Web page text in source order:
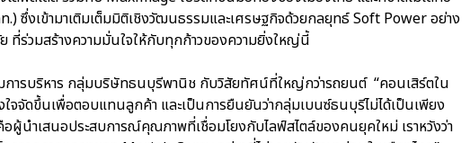
.) ซึ่งเข้ามาเติมเต็มมิติเชิงวัฒนธรรมและเศรษฐกิจด้วยกลยุทธ์ Soft Power อย่าง
ที่ร่วมสร้างความมั่นใจให้กับทุกก้าวของความยิ่งใหญ่นี้
ารบริหาร กลุ่มบริษัทธนบุรีพานิช กับวิสัยทัศน์ที่ใหญ่กว่ารถยนต์ “คอนเสิร์ตใน
จจัดขึ้นเพื่อตอบแทนลูกค้า และเป็นการยืนยันว่ากลุ่มเบนซ์ธนบุรีไม่ได้เป็นเพียง
ผู้นำเสนอประสบการณ์คุณภาพที่เชื่อมโยงกับไลฟ์สไตล์ของคนยุคใหม่ เราหวังว่า